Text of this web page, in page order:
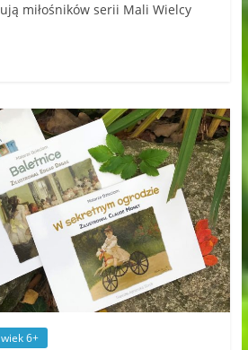
miłośników serii Mali Wielcy
wiek 6+